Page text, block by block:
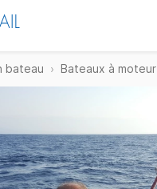
bateau Bateaux à moteur